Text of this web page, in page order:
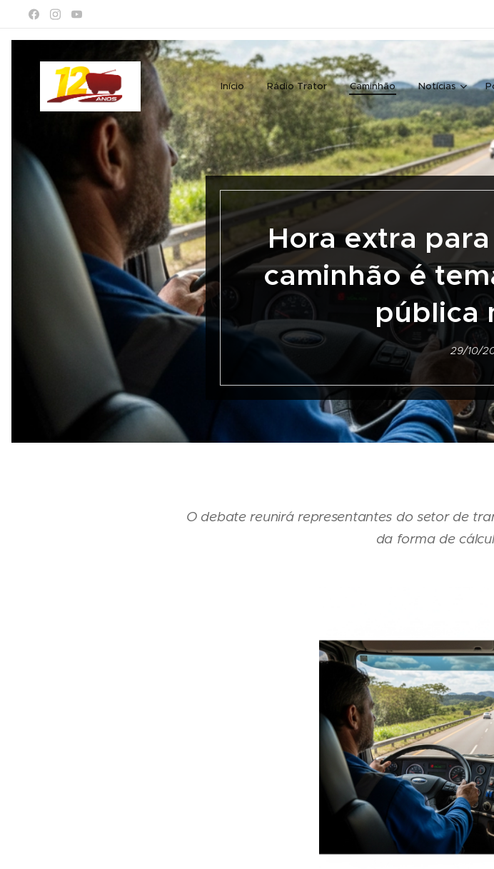
Início Rádio Trator Caminhão Notícias
Hora extra
caminhão é
pública
29/10/
O debate reunirá representantes do setor de
da forma de